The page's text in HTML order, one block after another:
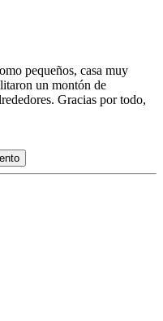
pequeños, casa muy
un montón de
Gracias por todo,